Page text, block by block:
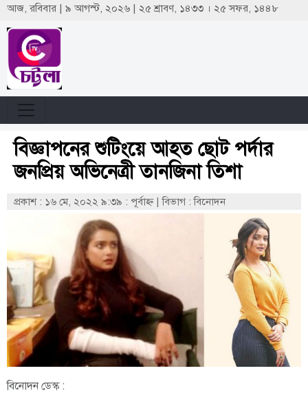
আজ, রবিবার | ৯ আগস্ট, ২০২৬ | ২৫ শ্রাবণ, ১৪৩৩ । ২৫ সফর, ১৪৪৮
বিজ্ঞাপনের শুটিংয়ে আহত ছোট পর্দার
জনপ্রিয় অভিনেত্রী তানজিনা তিশা
প্রকাশ : ১৬ মে, ২০২২ ৯:৩৯ : পূর্বাহ্ণ |বিভাগ : বিনোদন
বিনোদন ডেস্ক :